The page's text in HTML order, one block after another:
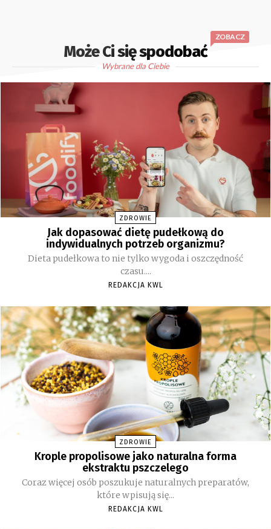
Może Ci się spodobać
ZOBACZ
Wybrane dla Ciebie
ZDROWIE
Jak dopasować dietę pudełkową do
indywidualnych potrzeb organizmu?
Dieta pudełkowa to nie tylko wygoda i oszczędność
czasu....
REDAKCJA KWL
ZDROWIE
Krople propolisowe jako naturalna forma
ekstraktu pszczelego
Coraz więcej osób poszukuje naturalnych preparatów,
które wpisują się...
REDAKCJA KWL